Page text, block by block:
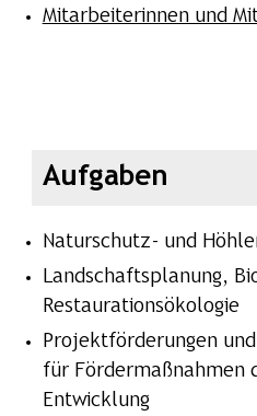
Mitarbeiterinnen und
Aufgaben
Naturschutz- und
Landschaftsplanung,
Restaurationsökologie
Projektförderungen
für Fördermaßnahmen
Entwicklung